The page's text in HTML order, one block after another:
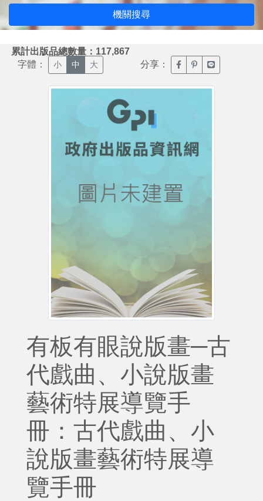
機關搜尋
累計出版品總數量：117,867
字體： 小 中 大 分享： 臉書分享(另開新視窗)
噗浪分享(另開新
Line分享(另
有板有眼說版畫─古
代戲曲、小說版畫
藝術特展導覽手
冊：古代戲曲、小
說版畫藝術特展導
覽手冊